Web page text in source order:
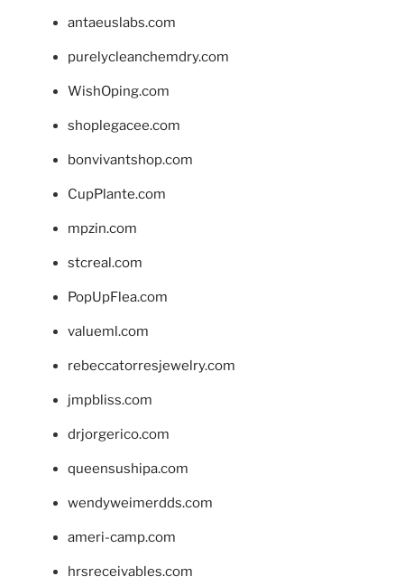
antaeuslabs.com
purelycleanchemdry.com
WishOping.com
shoplegacee.com
bonvivantshop.com
CupPlante.com
mpzin.com
stcreal.com
PopUpFlea.com
valueml.com
rebeccatorresjewelry.com
jmpbliss.com
drjorgerico.com
queensushipa.com
wendyweimerdds.com
ameri-camp.com
hrsreceivables.com